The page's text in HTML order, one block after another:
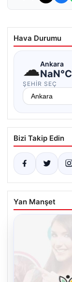
Hava Durumu
☁Ankara
NaN°C
ŞEHIR SEÇ
Bizi Takip Edin
Yan Manşet